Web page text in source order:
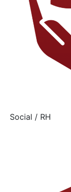
Social / RH